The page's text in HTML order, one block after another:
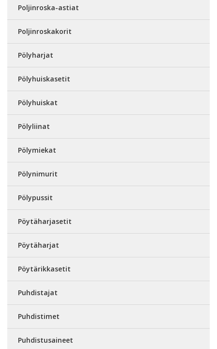
Poljinroska-astiat
Poljinroskakorit
Pölyharjat
Pölyhuiskasetit
Pölyhuiskat
Pölyliinat
Pölymiekat
Pölynimurit
Pölypussit
Pöytäharjasetit
Pöytäharjat
Pöytärikkasetit
Puhdistajat
Puhdistimet
Puhdistusaineet